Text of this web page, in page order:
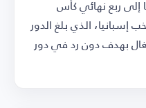
إلى ربع نهائي كأس
منتخب إسبانيا، الذي بلغ الدور
بهدف دون رد في دور